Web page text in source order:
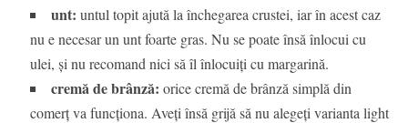
unt: untul topit ajută la închegarea crustei, iar în acest caz
nu e necesar un unt foarte gras. Nu se poate însă înlocui cu
ulei, și nu recomand nici să îl înlocuiți cu margarină.
cremă de brânză: orice cremă de brânză simplă din
comerț va funcționa. Aveți însă grijă să nu alegeți varianta light